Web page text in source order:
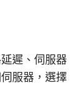
遲、伺服器
服器，選擇